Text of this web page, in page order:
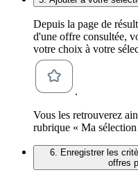
Depuis la page de
d'une offre consultée,
votre choix à votre
.
Vous les retrouverez
rubrique « Ma
6. Enregistrer les
offres